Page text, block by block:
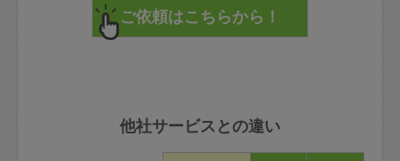
他社サービスとの違い